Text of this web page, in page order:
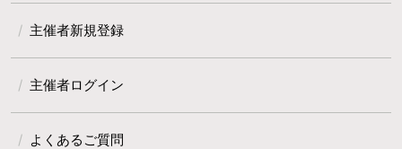
主催者新規登録
主催者ログイン
よくあるご質問